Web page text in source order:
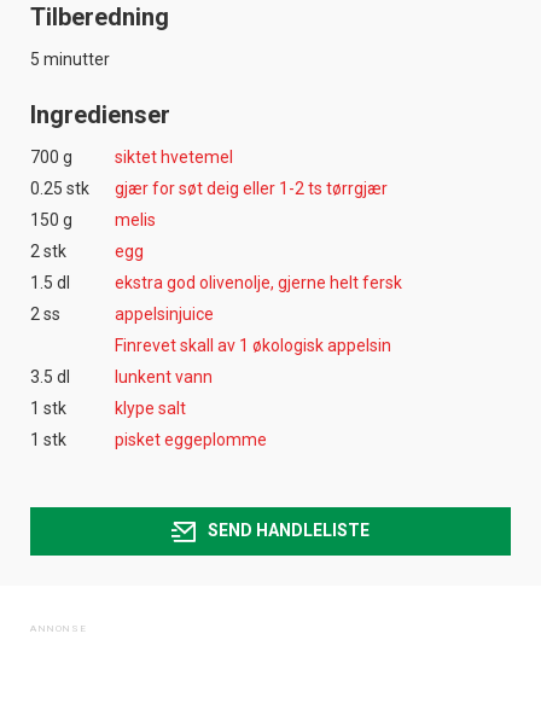
Tilberedning
5 minutter
Ingredienser
700 g
siktet hvetemel
0.25 stk
gjær for søt deig eller 1-2 ts tørrgjær
150 g
melis
2 stk
egg
1.5 dl
ekstra god olivenolje, gjerne helt fersk
2 ss
appelsinjuice
Finrevet skall av 1 økologisk appelsin
3.5 dl
lunkent vann
1 stk
klype salt
1 stk
pisket eggeplomme
SEND HANDLELISTE